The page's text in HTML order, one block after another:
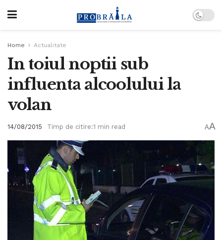
Home Actualitate
In toiul noptii sub
influenta alcoolului la
volan
14/08/2015 Timp de citire:1 min read AA